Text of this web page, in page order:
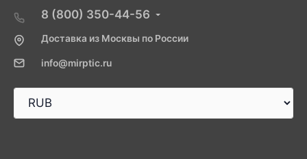
8 (800) 350-44-56
Доставка из Москвы по России
info@mirptic.ru